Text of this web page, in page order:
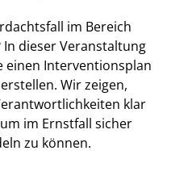
im Bereich
dieser Veranstaltung
einen Interventionsplan
Wir zeigen,
klar
im Ernstfall sicher
zu können.